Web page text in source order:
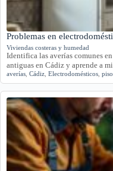
Problemas en
Viviendas costeras y humedad
Identifica las averías comunes
antiguas en Cádiz y aprende a
averías Cádiz Electrodomésticos